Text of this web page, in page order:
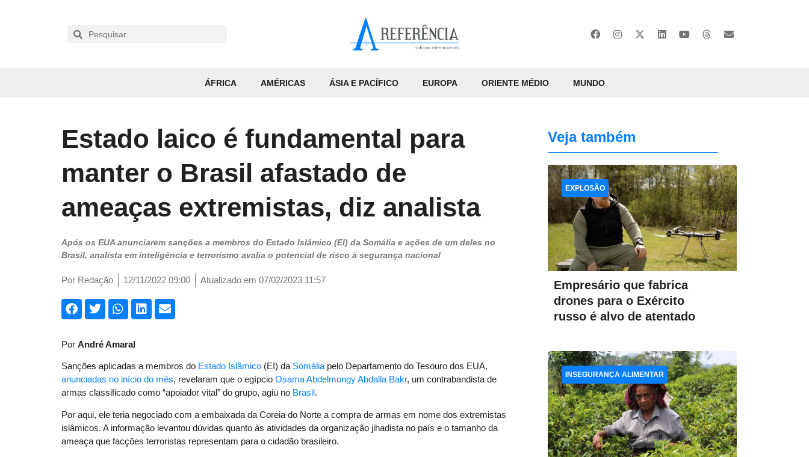
ÁFRICA AMÉRICAS ÁSIA E PACÍFICO EUROPA ORIENTE MÉDIO MUNDO
Estado laico é fundamental para
manter o Brasil afastado de
ameaças extremistas, diz analista
Após os EUA anunciarem sanções a membros do Estado Islâmico (EI) da Somália e ações de um deles no
Brasil, analista em inteligência e terrorismo avalia o potencial de risco à segurança nacional
Por Redação 12/11/2022 09:00 Atualizado em 07/02/2023 11:57
Por André Amaral
Sanções aplicadas a membros do Estado Islâmico (EI) da Somália pelo Departamento do Tesouro dos EUA,
anunciadas no início do mês, revelaram que o egípcio Osama Abdelmongy Abdalla Bakr, um contrabandista de
armas classificado como “apoiador vital” do grupo, agiu no Brasil.
Por aqui, ele teria negociado com a embaixada da Coreia do Norte a compra de armas em nome dos extremistas
islâmicos. A informação levantou dúvidas quanto às atividades da organização jihadista no país e o tamanho da
ameaça que facções terroristas representam para o cidadão brasileiro.
Veja também
Empresário que fabrica
drones para o Exército
russo é alvo de atentado
EXPLOSÃO
INSEGURANÇA ALIMENTAR